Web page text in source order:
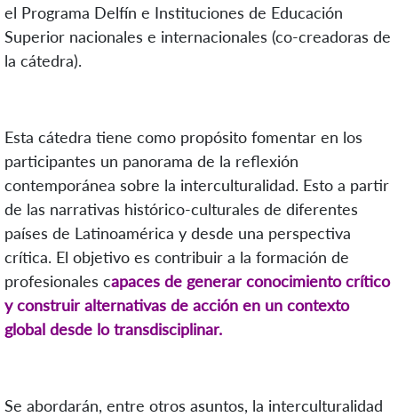
el Programa Delfín e Instituciones de Educación
Superior nacionales e internacionales (co-creadoras de
la cátedra).
Esta cátedra tiene como propósito fomentar en los
participantes un panorama de la reflexión
contemporánea sobre la interculturalidad. Esto a partir
de las narrativas histórico-culturales de diferentes
países de Latinoamérica y desde una perspectiva
crítica. El objetivo es contribuir a la formación de
profesionales capaces de generar conocimiento crítico
y construir alternativas de acción en un contexto
global desde lo transdisciplinar.
Se abordarán, entre otros asuntos, la interculturalidad